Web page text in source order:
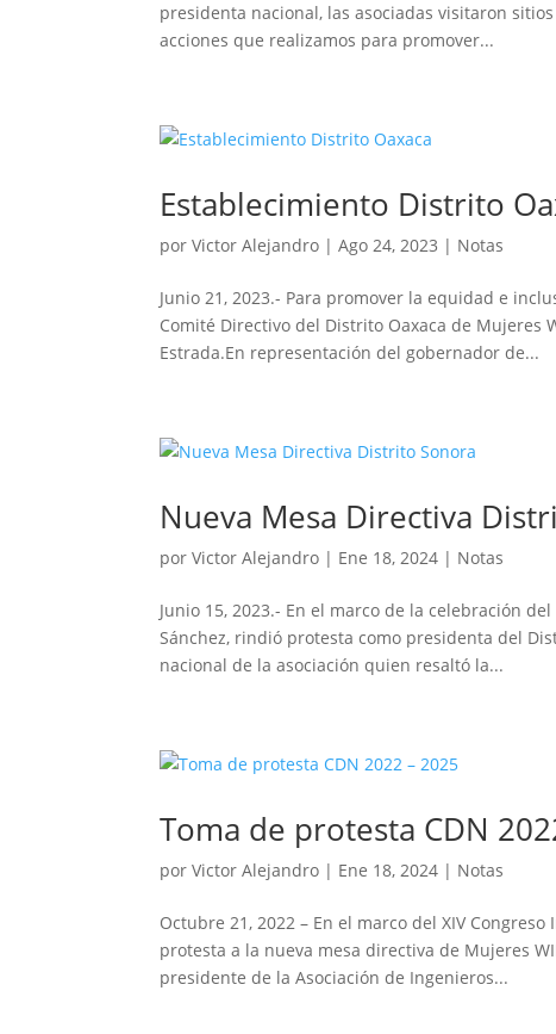
presidenta nacional, las asociadas visitaron
acciones que realizamos para promover...
Establecimiento Distrito
porVictor Alejandro |Ago 24, 2023 | Notas
Junio 21, 2023.- Para promover la equidad e
Comité Directivo del Distrito Oaxaca de Mujeres
Estrada.En representación del gobernador de...
Nueva Mesa Directiva
porVictor Alejandro | Ene 18, 2024 | Notas
Junio 15, 2023.- En el marco de la celebración
Sánchez, rindió protesta como presidenta del
nacional de la asociación quien resaltó la...
Toma de protesta CDN
porVictor Alejandro | Ene 18, 2024 | Notas
Octubre 21, 2022 – En el marco del XIV
protesta a la nueva mesa directiva de Mujeres
presidente de la Asociación de Ingenieros...